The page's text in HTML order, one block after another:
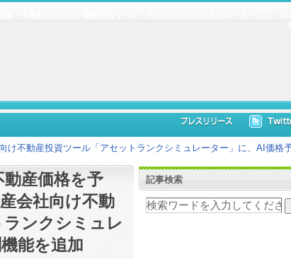
・不動産会社向け不動産投資ツール「アセットランクシミュレーター」に、AI
不動産投資ツール「アセットランクシミュレーター」に、AI価格
産価格を予
会社向け不動
ンクシミュレ
能を追加
記事検索